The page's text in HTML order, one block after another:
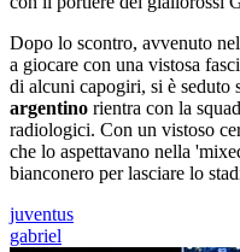
Dopo lo scontro, avvenuto
a giocare con una vistosa
di alcuni capogiri, si è seduto
argentino rientra con la
radiologici. Con un vistoso
che lo aspettavano nella
bianconero per lasciare lo
juventus
gabriel